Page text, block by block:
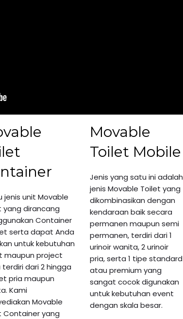
jenisunit Movable
yang dirancang
Container
serta dapat Anda
untuk kebutuhan
maupun project
dari 2 hingga
pria maupun
Kami
Movable
Container yang
Movable
Toilet Mobile
Jenis yang satu ini adalah
jenis Movable Toilet yang
dikombinasikan dengan
kendaraan baik secara
permanen maupun semi
permanen, terdiri dari 1
urinoir wanita, 2 urinoir
pria, serta 1 tipe standard
atau premium yang
sangat cocok digunakan
untuk kebutuhan event
dengan skala besar.